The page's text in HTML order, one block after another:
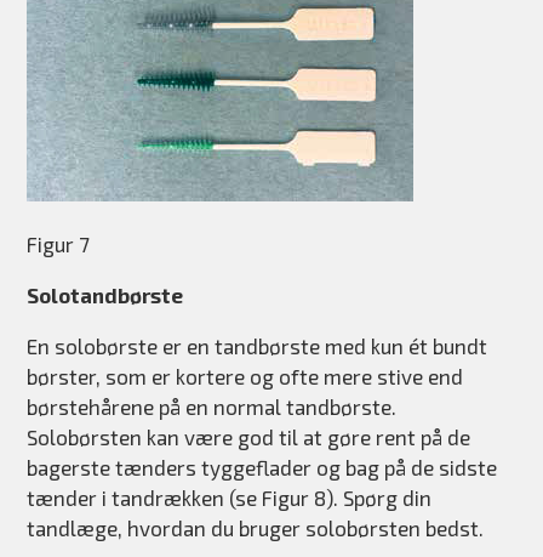
Figur 7
Solotandbørste
En solobørste er en tandbørste med kun ét bundt
børster, som er kortere og ofte mere stive end
børstehårene på en normal tandbørste.
Solobørsten kan være god til at gøre rent på de
bagerste tænders tyggeflader og bag på de sidste
tænder i tandrækken (se Figur 8). Spørg din
tandlæge, hvordan du bruger solobørsten bedst.